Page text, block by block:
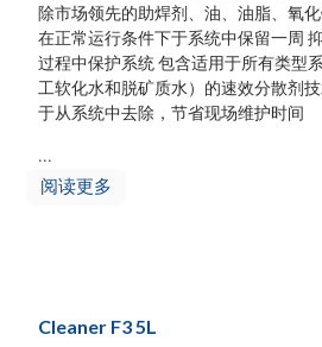
除市场领先的助焊剂、油、油脂、氧
在正常运行条件下于系统中保留一周
过程中保护系统 包含适用于所有类型
工软化水和脱矿质水）的速效分散剂
于从系统中去除，节省现场维护时间
...
阅读更多
Cleaner F3 5L